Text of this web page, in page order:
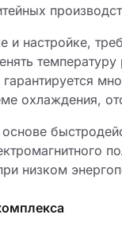
и настройке,
охлаждения,
низком